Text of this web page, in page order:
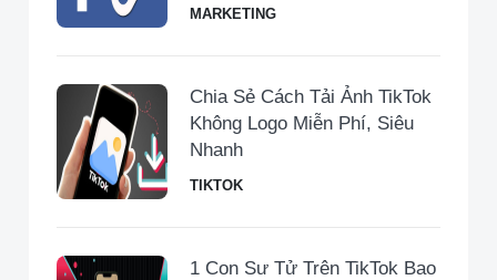
MARKETING
Chia Sẻ Cách Tải Ảnh TikTok
Không Logo Miễn Phí, Siêu
Nhanh
TIKTOK
1 Con Sư Tử Trên TikTok Bao